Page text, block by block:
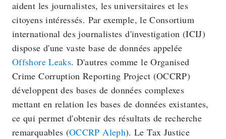
aident les journalistes, les universitaires et les
citoyens intéressés. Par exemple, le Consortium
international des journalistes d'investigation (ICIJ)
dispose d'une vaste base de données appelée
Offshore Leaks. D'autres comme le Organised
Crime Corruption Reporting Project (OCCRP)
développent des bases de données complexes
mettant en relation les bases de données existantes,
ce qui permet d'obtenir des résultats de recherche
remarquables (OCCRP Aleph). Le Tax Justice